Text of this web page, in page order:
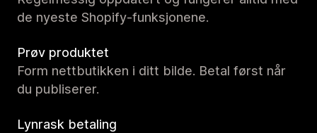
de nyeste Shopify-funksjonene.
Prøv produktet
Form nettbutikken i ditt bilde. Betal først når
du publiserer.
Lynrask betaling